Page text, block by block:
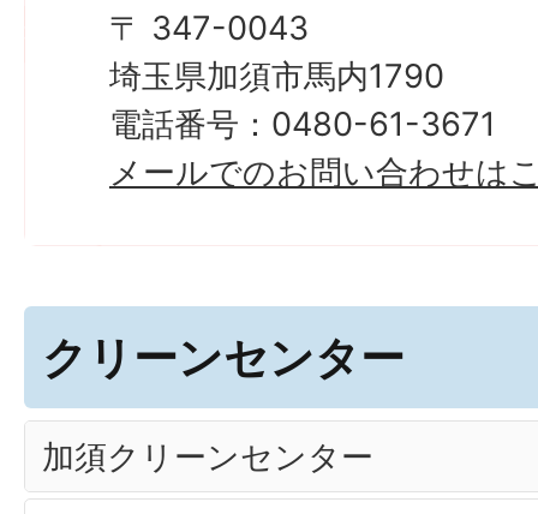
〒 347-0043
埼玉県加須市馬内1790
電話番号：0480-61-3671
メールでのお問い合わせは
クリーンセンター
加須クリーンセンター